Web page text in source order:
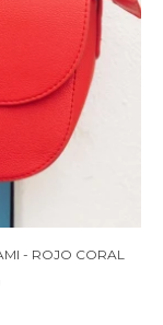
- ROJO CORAL